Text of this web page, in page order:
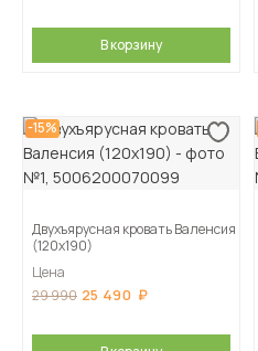
В корзину
-15%
Двухъярусная кровать Валенсия
(120х190)
Цена
29 990 25 490